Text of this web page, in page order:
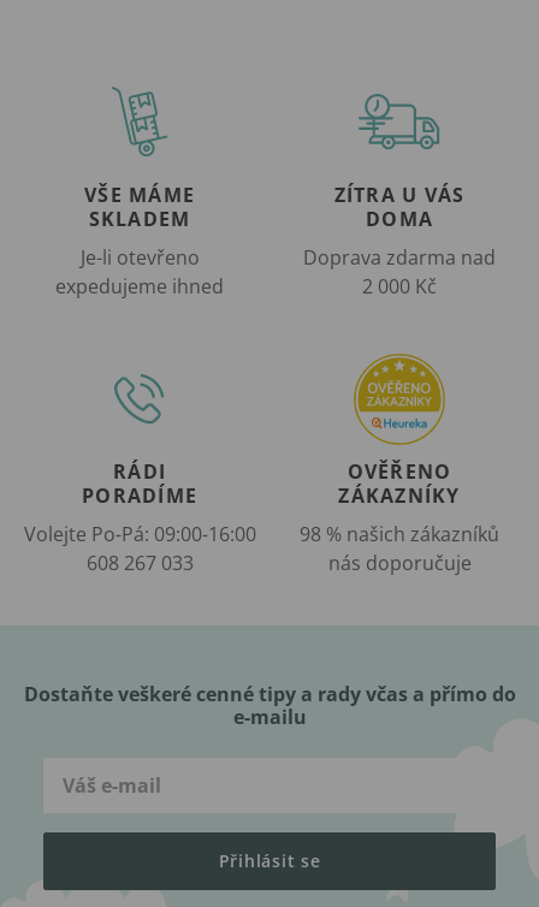
VŠE MÁME
SKLADEM
Je-li otevřeno
expedujeme ihned
ZÍTRA U VÁS
DOMA
Doprava zdarma nad
2 000 Kč
RÁDI
PORADÍME
Volejte Po-Pá: 09:00-16:00
608 267 033
OVĚŘENO
ZÁKAZNÍKY
98 % našich zákazníků
nás doporučuje
Dostaňte veškeré cenné tipy a rady včas a přímo do
e-mailu
Přihlásit se